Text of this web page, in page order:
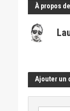
À propos
Ajouter un